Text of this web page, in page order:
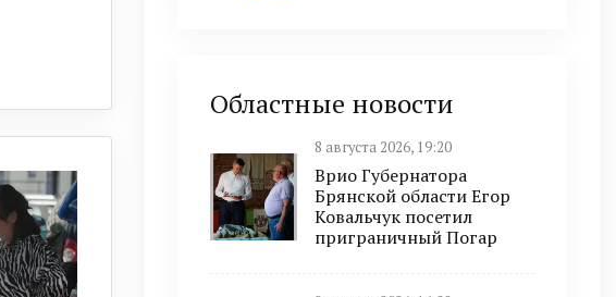
Областные новости
8 августа 2026, 19:20
Врио Губернатора
Брянской области Егор
Ковальчук посетил
приграничный Погар